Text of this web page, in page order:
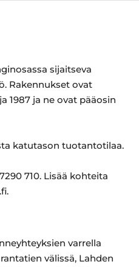
sijaitseva
Rakennukset ovat
1987 ja ne ovat pääosin
katutason tuotantotilaa.
710. Lisää kohteita
varrella
välissä, Lahden